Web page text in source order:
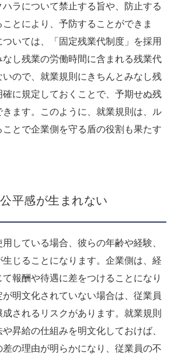
ラについて禁止する旨や、防止する
とにより、予防することができま
いては、「固定残業代制度」を採用
なし残業の労働時間に含まれる残業代
いので、就業規則にきちんとみなし残
に規定しておくことで、予期せぬ残
ます。このように、就業規則は、ル
とで企業側を守る盾の役割も果たす
平感が生まれない
している場合、彼らの年齢や経験、
生じることになります。企業側は、経
報酬や待遇に差をつけることになり
が明文化されていない場合は、従業員
されるリスクがあります。就業規則
昇給の仕組みを明文化しておけば、
の理由が明らかになり、従業員の不